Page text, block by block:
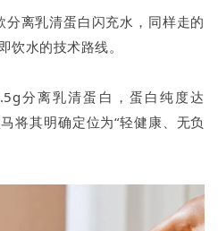
离乳清蛋白闪充水，同样走的
饮水的技术路线。
分离乳清蛋白，蛋白纯度达
将其明确定位为“轻健康、无负